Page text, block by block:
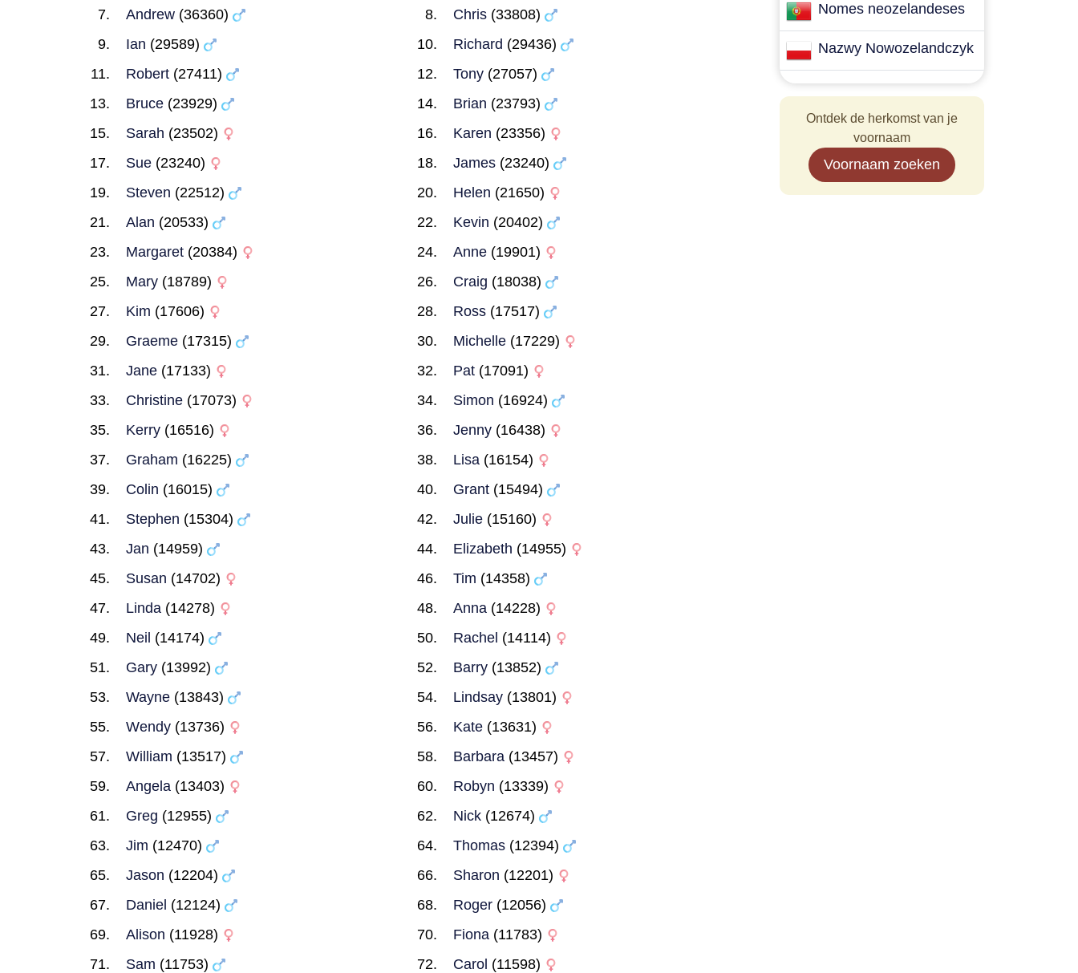
Andrew (36360) Chris(33808)
Ian (29589) Richard (29436)
Robert (27411) Tony(27057)
Bruce (23929) Brian (23793)
Sarah (23502) Karen (23356)
Sue (23240) James(23240)
Steven (22512) Helen (21650)
Alan (20533) Kevin (20402)
Margaret (20384) Anne(19901)
Mary (18789) Craig (18038)
Kim (17606) Ross(17517)
Graeme (17315) Michelle(17229)
Jane (17133) Pat(17091)
Christine (17073) Simon (16924)
Kerry (16516) Jenny(16438)
Graham (16225) Lisa(16154)
Colin (16015) Grant(15494)
Stephen (15304) Julie(15160)
Jan (14959) Elizabeth (14955)
Susan (14702) Tim (14358)
Linda (14278) Anna(14228)
Neil (14174) Rachel (14114)
Gary (13992) Barry(13852)
Wayne (13843) Lindsay(13801)
Wendy (13736) Kate(13631)
William (13517) Barbara(13457)
Angela (13403) Robyn (13339)
Greg (12955) Nick(12674)
Jim (12470) Thomas(12394)
Jason (12204) Sharon (12201)
Daniel (12124) Roger(12056)
Alison (11928) Fiona(11783)
Sam (11753) Carol (11598)
Nomes neozelandeses
Nazwy Nowozelandczyk
Ontdek de herkomst van je
voornaam
Voornaam zoeken